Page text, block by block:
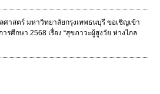
าสตร์ มหาวิทยาลัยกรุงเทพธนบุรี ขอเชิญเข้า
รศึกษา 2568 เรื่อง “สุขภาวะผู้สูงวัย ห่างไกล